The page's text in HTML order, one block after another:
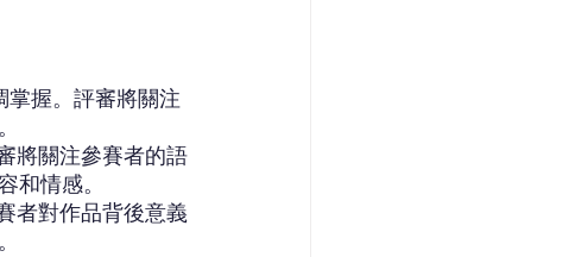
掌握。評審將關注
將關注參賽者的語
情感。
者對作品背後意義